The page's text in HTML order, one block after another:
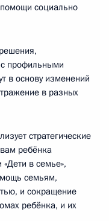
социально
профильными
в основу изменений
в разных
стратегические
ребёнка
в семье»,
семьям,
и сокращение
ребёнка, и их